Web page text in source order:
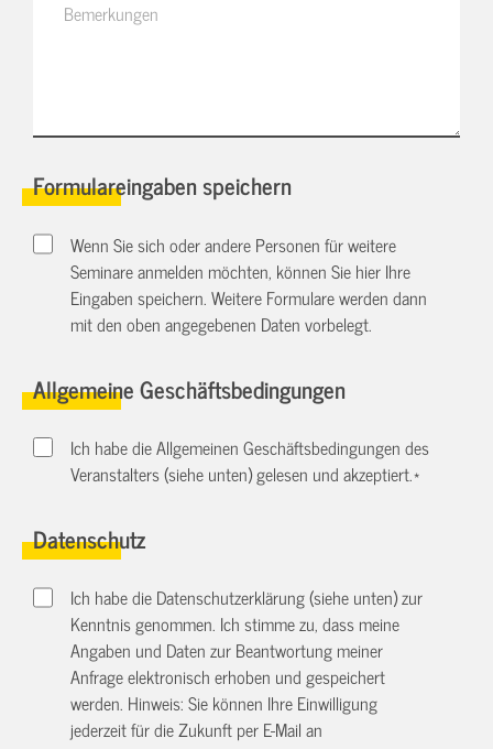
Formulareingaben speichern
Wenn Sie sich oder andere Personen für weitere
Seminare anmelden möchten, können Sie hier Ihre
Eingaben speichern. Weitere Formulare werden dann
mit den oben angegebenen Daten vorbelegt.
Allgemeine Geschäftsbedingungen
Ich habe die Allgemeinen Geschäftsbedingungen des
Veranstalters (siehe unten) gelesen und akzeptiert.*
Datenschutz
Ich habe die Datenschutzerklärung (siehe unten) zur
Kenntnis genommen. Ich stimme zu, dass meine
Angaben und Daten zur Beantwortung meiner
Anfrage elektronisch erhoben und gespeichert
werden. Hinweis: Sie können Ihre Einwilligung
jederzeit für die Zukunft per E-Mail an